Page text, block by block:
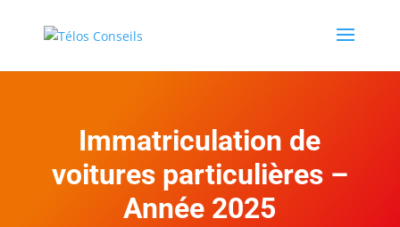
Immatriculation de
voitures particulières –
Année 2025